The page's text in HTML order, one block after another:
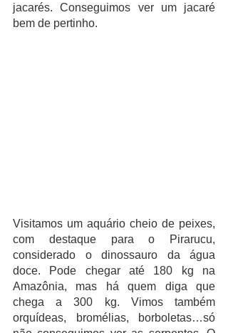
jacarés. Conseguimos ver um jacaré
bem de pertinho.
Visitamos um aquário cheio de peixes,
com destaque para o Pirarucu,
considerado o dinossauro da água
doce. Pode chegar até 180 kg na
Amazônia, mas há quem diga que
chega a 300 kg. Vimos também
orquídeas, bromélias, borboletas…só